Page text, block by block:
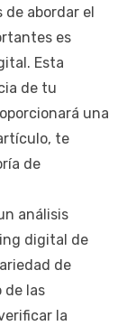
abordar el
es
Esta
de tu
una
te
de
análisis
digital de
de
de las
la